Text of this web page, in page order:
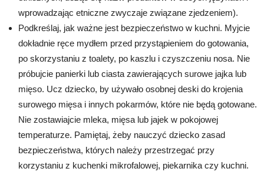
wprowadzając etniczne zwyczaje związane zjedzeniem).
Podkreślaj, jak ważne jest bezpieczeństwo w kuchni. Myjcie
dokładnie ręce mydłem przed przystąpieniem do gotowania,
po skorzystaniu z toalety, po kaszlu i czyszczeniu nosa. Nie
próbujcie panierki lub ciasta zawierających surowe jajka lub
mięso. Ucz dziecko, by używało osobnej deski do krojenia
surowego mięsa i innych pokarmów, które nie będą gotowane.
Nie zostawiajcie mleka, mięsa lub jajek w pokojowej
temperaturze. Pamiętaj, żeby nauczyć dziecko zasad
bezpieczeństwa, których należy przestrzegać przy
korzystaniu z kuchenki mikrofalowej, piekarnika czy kuchni.